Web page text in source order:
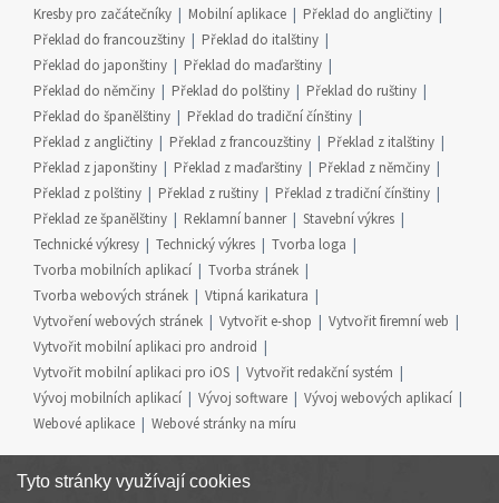
Kresby pro začátečníky
Mobilní aplikace
Překlad do angličtiny
Překlad do francouzštiny
Překlad do italštiny
Překlad do japonštiny
Překlad do maďarštiny
Překlad do němčiny
Překlad do polštiny
Překlad do ruštiny
Překlad do španělštiny
Překlad do tradiční čínštiny
Překlad z angličtiny
Překlad z francouzštiny
Překlad z italštiny
Překlad z japonštiny
Překlad z maďarštiny
Překlad z němčiny
Překlad z polštiny
Překlad z ruštiny
Překlad z tradiční čínštiny
Překlad ze španělštiny
Reklamní banner
Stavební výkres
Technické výkresy
Technický výkres
Tvorba loga
Tvorba mobilních aplikací
Tvorba stránek
Tvorba webových stránek
Vtipná karikatura
Vytvoření webových stránek
Vytvořit e-shop
Vytvořit firemní web
Vytvořit mobilní aplikaci pro android
Vytvořit mobilní aplikaci pro iOS
Vytvořit redakční systém
Vývoj mobilních aplikací
Vývoj software
Vývoj webových aplikací
Webové aplikace
Webové stránky na míru
Tyto stránky využívají cookies